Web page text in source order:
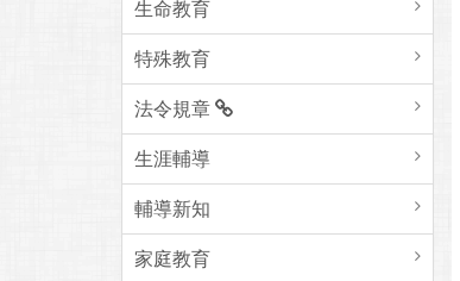
生命教育
特殊教育
法令規章
生涯輔導
輔導新知
家庭教育